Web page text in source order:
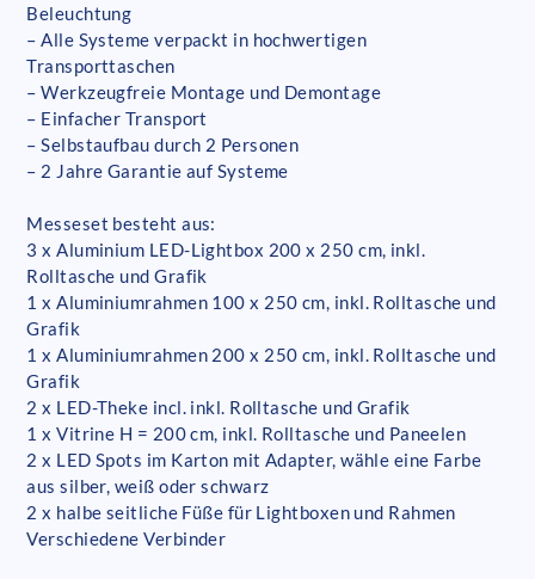
Beleuchtung
– Alle Systeme verpackt in hochwertigen
Transporttaschen
– Werkzeugfreie Montage und Demontage
– Einfacher Transport
– Selbstaufbau durch 2 Personen
– 2 Jahre Garantie auf Systeme
Messeset besteht aus:
3 x Aluminium LED-Lightbox 200 x 250 cm, inkl.
Rolltasche und Grafik
1 x Aluminiumrahmen 100 x 250 cm, inkl. Rolltasche und
Grafik
1 x Aluminiumrahmen 200 x 250 cm, inkl. Rolltasche und
Grafik
2 x LED-Theke incl. inkl. Rolltasche und Grafik
1 x Vitrine H = 200 cm, inkl. Rolltasche und Paneelen
2 x LED Spots im Karton mit Adapter, wähle eine Farbe
aus silber, weiß oder schwarz
2 x halbe seitliche Füße für Lightboxen und Rahmen
Verschiedene Verbinder